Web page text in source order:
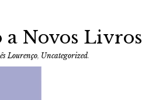
a Novos Livros
Lourenço, Uncategorized.